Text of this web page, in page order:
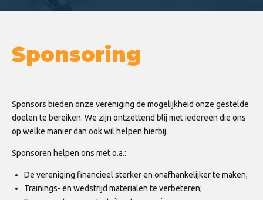
Sponsoring
Sponsors bieden onze vereniging de mogelijkheid onze gestelde
doelen te bereiken. We zijn ontzettend blij met iedereen die ons
op welke manier dan ook wil helpen hierbij.
Sponsoren helpen ons met o.a.:
De vereniging financieel sterker en onafhankelijker te maken;
Trainings- en wedstrijd materialen te verbeteren;